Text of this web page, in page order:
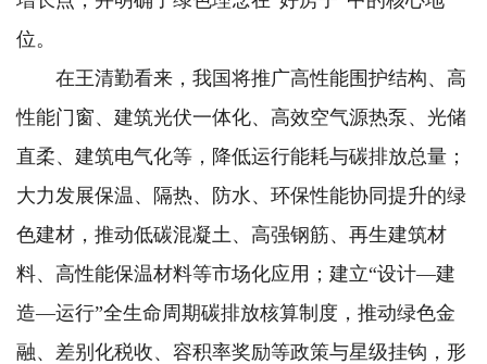
位。
在王清勤看来，我国将推广高性能围护结构、高
性能门窗、建筑光伏一体化、高效空气源热泵、光储
直柔、建筑电气化等，降低运行能耗与碳排放总量；
大力发展保温、隔热、防水、环保性能协同提升的绿
色建材，推动低碳混凝土、高强钢筋、再生建筑材
料、高性能保温材料等市场化应用；建立“设计—建
造—运行”全生命周期碳排放核算制度，推动绿色金
融、差别化税收、容积率奖励等政策与星级挂钩，形